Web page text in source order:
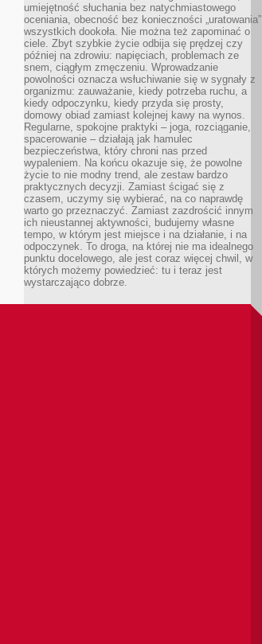
umiejętność słuchania bez natychmiastowego
oceniania, obecność bez konieczności „uratowania”
wszystkich dookoła. Nie można też zapominać o
ciele. Zbyt szybkie życie odbija się prędzej czy
później na zdrowiu: napięciach, problemach ze
snem, ciągłym zmęczeniu. Wprowadzanie
powolności oznacza wsłuchiwanie się w sygnały z
organizmu: zauważanie, kiedy potrzeba ruchu, a
kiedy odpoczynku, kiedy przyda się prosty,
domowy obiad zamiast kolejnej kawy na wynos.
Regularne, spokojne praktyki – joga, rozciąganie,
spacerowanie – działają jak hamulec
bezpieczeństwa, który chroni nas przed
wypaleniem. Na końcu okazuje się, że powolne
życie to nie modny trend, ale zestaw bardzo
praktycznych decyzji. Zamiast ścigać się z
czasem, uczymy się wybierać, na co naprawdę
warto go przeznaczyć. Zamiast zazdrościć innym
ich nieustannej aktywności, budujemy własne
tempo, w którym jest miejsce i na działanie, i na
odpoczynek. To droga, na której nie ma idealnego
punktu docelowego, ale jest coraz więcej chwil, w
których możemy powiedzieć: tu i teraz jest
wystarczająco dobrze.